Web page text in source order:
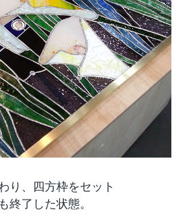
り、四方枠をセット
終了した状態。